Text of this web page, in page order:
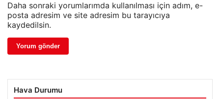
Daha sonraki yorumlarımda kullanılması için adım, e-
posta adresim ve site adresim bu tarayıcıya
kaydedilsin.
Hava Durumu